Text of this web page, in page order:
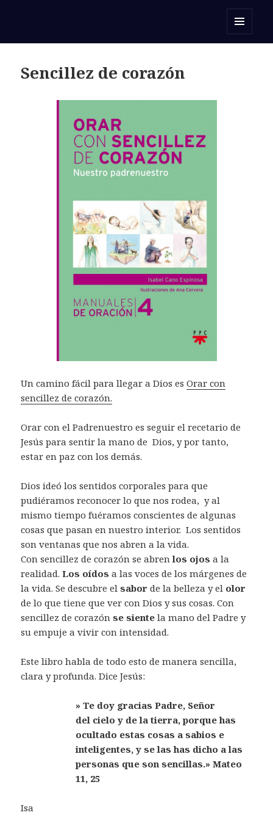
Sencillez de corazón
Un camino fácil para llegar a Dios esOrar con
sencillez de corazón.
Orar con el Padrenuestro es seguir el recetario de
Jesús para sentir la mano de Dios, y por tanto,
estar en paz con los demás.
Dios ideó los sentidos corporales para que
pudiéramos reconocer lo que nos rodea, y al
mismo tiempo fuéramos conscientes de algunas
cosas que pasan en nuestro interior. Los sentidos
son ventanas que nos abren a la vida.
Con sencillez de corazón se abrenlos ojos a la
realidad.Los oídos a las voces de los márgenes de
la vida. Se descubre elsabor de la belleza y el olor
de lo que tiene que ver con Dios y sus cosas. Con
sencillez de corazónse siente la mano del Padre y
su empuje a vivir con intensidad.
Este libro habla de todo esto de manera sencilla,
clara y profunda. Dice Jesús:
» Te doy gracias Padre, Señor
del cielo y de la tierra, porque has
ocultado estas cosas a sabios e
inteligentes, y se las has dicho a las
personas que son sencillas.» Mateo
11, 25
Isa